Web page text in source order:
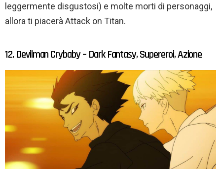
leggermente disgustosi) e molte morti di personaggi,
allora ti piacerà Attack on Titan.
12. Devilman Crybaby – Dark Fantasy, Supereroi, Azione